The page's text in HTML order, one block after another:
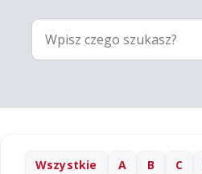
Wszystkie A B C